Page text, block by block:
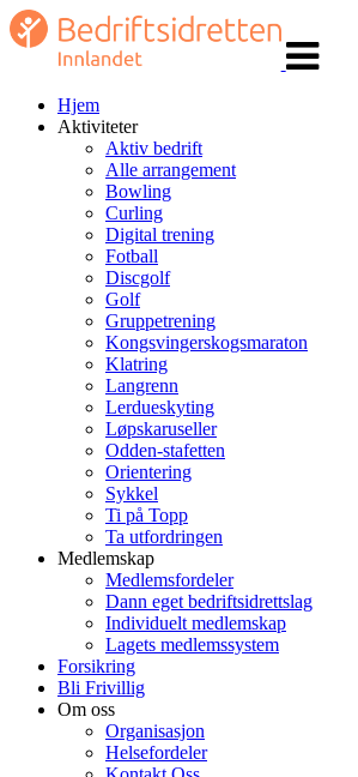
navigasjon
Hjem
Aktiviteter
Aktiv bedrift
Alle arrangement
Bowling
Curling
Digital trening
Fotball
Discgolf
Golf
Gruppetrening
Kongsvingerskogsmaraton
Klatring
Langrenn
Lerdueskyting
Løpskaruseller
Odden-stafetten
Orientering
Sykkel
Ti på Topp
Ta utfordringen
Medlemskap
Medlemsfordeler
Dann eget bedriftsidrettslag
Individuelt medlemskap
Lagets medlemssystem
Forsikring
Bli Frivillig
Om oss
Organisasjon
Helsefordeler